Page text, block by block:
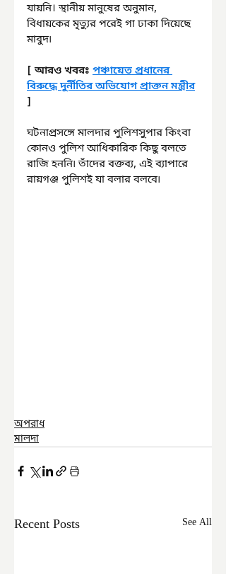
যায়নি। স্থানীয় মানুষের অনুমান,
বিধায়কের মৃত্যুর পরেই গা ঢাকা দিয়েছে
মাবুদ৷
[ আরও খবরঃ পঞ্চায়েত প্রধানের
বিরুদ্ধে দুর্নীতির অভিযোগ প্রাক্তন মন্ত্রীর
]
ঘটনাপ্রসঙ্গে মালদার পুলিশসুপার কিংবা
কোনও পুলিশ আধিকারিক কিছু বলতে
রাজি হননি৷ তাঁদের বক্তব্য, এই ব্যাপারে
রায়গঞ্জ পুলিশই যা বলার বলবে৷
অপরাধ
মালদা
Recent Posts See All